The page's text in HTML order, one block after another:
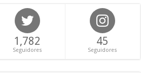
1,782
Seguidores
45
Seguidores